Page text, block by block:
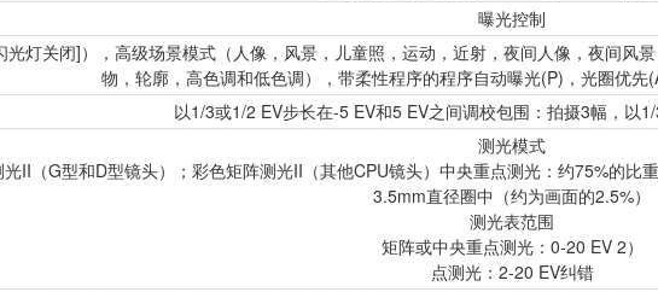
曝光控制
光灯关闭]），高级场景模式（人像，风景，儿童照，运动，近射，夜间人像，夜间风
物，轮廓，高色调和低色调），带柔性程序的程序自动曝光(P)，光圈优
以1/3或1/2 EV步长在-5 EV和5 EV之间调校包围：拍摄3幅，以
测光模式
II（G型和D型镜头）；彩色矩阵测光II（其他CPU镜头）中央重点测光：约75%的
3.5mm直径圈中（约为画面的2.5%）
测光表范围
矩阵或中央重点测光：0-20 EV 2）
点测光：2-20 EV纠错